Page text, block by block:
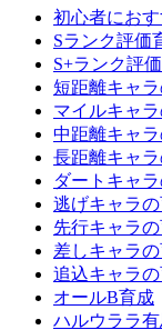
初心者にお
Sランク評価
S+ランク評
短距離キャ
マイルキャ
中距離キャ
長距離キャ
ダートキャ
逃げキャラ
先行キャラ
差しキャラ
追込キャラ
オールB育成
ハルウララ